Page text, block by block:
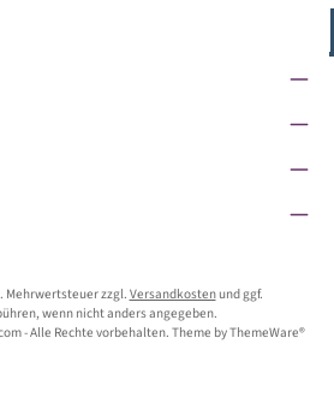
Mehrwertsteuer zzgl. Versandkostenund ggf.
wenn nicht anders angegeben.
- Alle Rechte vorbehalten. Theme byThemeWare®